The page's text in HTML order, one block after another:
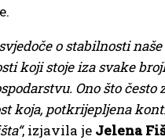
o stabilnosti
koji stoje iza svake
Ono što
koja, potkrijepljena
, izjavila je Jelena